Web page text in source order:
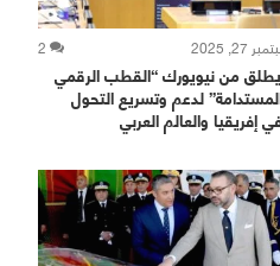
27, 2025
2
من نيويورك “القطب الرقمي
لدعم وتسريع التحول
إفريقيا والعالم العربي